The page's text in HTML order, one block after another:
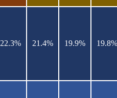
22.3% 21.4% 19.9% 19.8%